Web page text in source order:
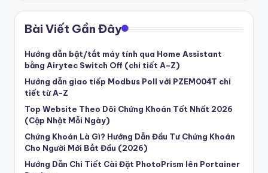
Bài Viết Gần Đây
Hướng dẫn bật/tắt máy tính qua Home Assistant
bằng Airytec Switch Off (chi tiết A–Z)
Hướng dẫn giao tiếp Modbus Poll với PZEM004T chi
tiết từ A-Z
Top Website Theo Dõi Chứng Khoán Tốt Nhất 2026
(Cập Nhật Mỗi Ngày)
Chứng Khoán Là Gì? Hướng Dẫn Đầu Tư Chứng Khoán
Cho Người Mới Bắt Đầu (2026)
Hướng Dẫn Chi Tiết Cài Đặt PhotoPrism lên Portainer